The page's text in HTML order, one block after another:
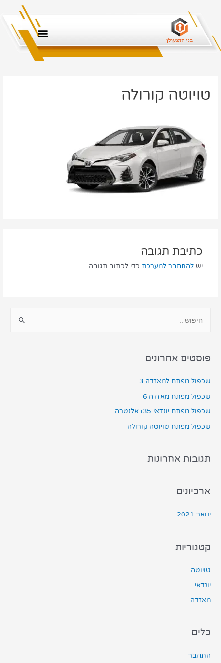
טויוטה קורולה
כתיבת תגובה
יש להתחבר למערכתכדי לכתוב תגובה.
פוסטים אחרונים
שכפול מפתח למאזדה 3
שכפול מפתח מאזדה 6
שכפול מפתח יונדאי i35 אלנטרה
שכפול מפתח טויוטה קורולה
תגובות אחרונות
ארכיונים
ינואר 2021
קטגוריות
טויוטה
יונדאי
מאזדה
כלים
התחבר